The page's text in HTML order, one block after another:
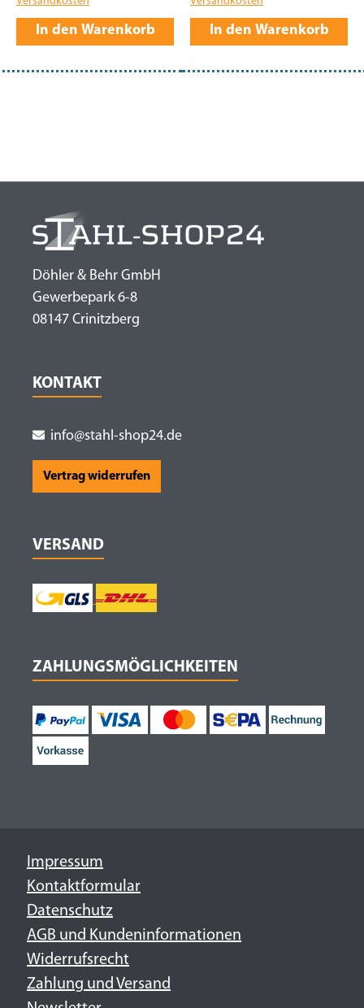
In den Warenkorb In den Warenkorb
Döhler & Behr GmbH
Gewerbepark 6-8
08147 Crinitzberg
KONTAKT
info@stahl-shop24.de
Vertrag widerrufen
VERSAND
ZAHLUNGSMÖGLICHKEITEN
Impressum
Kontaktformular
Datenschutz
AGB und Kundeninformationen
Widerrufsrecht
Zahlung und Versand